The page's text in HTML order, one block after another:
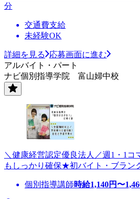
分
交通費支給
未経験OK
詳細を見る
応募画面に進む
アルバイト・パート
ナビ個別指導学院 富山婦中校
＼健康経営認定優良法人／週1・1コ
もしっかり確保★初バイト・ブラン
個別指導講師時給1,140円〜